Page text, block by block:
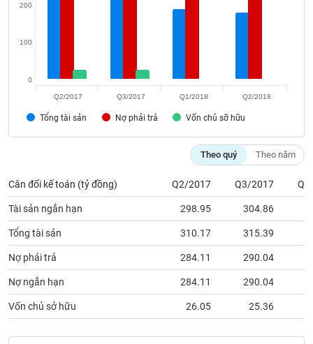
Tổng tài sản Nợ phải trả Vốn chủ sỡ hữu
0
100
200
Q2/2017 Q3/2017 Q1/2018 Q2/2018
Theo quý Theo năm
Cân đối kế toán (tỷ đồng) Q2/2017 Q3/2017
Tài sản ngắn hạn 298.95 304.86
Tổng tài sản 310.17 315.39
Nợ phải trả 284.11 290.04
Nợ ngắn hạn 284.11 290.04
Vốn chủ sở hữu 26.05 25.36
Tất cả Chứng chỉ quỹ
Lãnh
Người nội bộ Người liên quan Cổ đông lớn
Bài
viết
của
tác
giả
(-)
Báo
cáo
tích